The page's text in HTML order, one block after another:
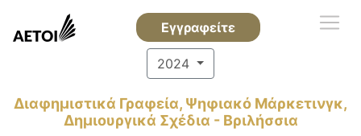
Εγγραφείτε
2024
Διαφημιστικά Γραφεία, Ψηφιακό Μάρκετινγκ,
Δημιουργικά Σχέδια - Βριλήσσια